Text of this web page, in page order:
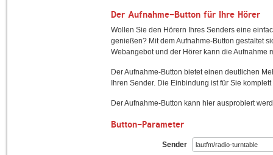
Der Aufnahme-Button für Ihre Hörer
Wollen Sie den Hörern Ihres Senders eine
genießen? Mit dem Aufnahme-Button gestaltet
Webangebot und der Hörer kann die Aufnahme
Der Aufnahme-Button bietet einen deutlichen
Ihren Sender. Die Einbindung ist für Sie
Der Aufnahme-Button kann hier ausprobiert
Button-Parameter
Sender